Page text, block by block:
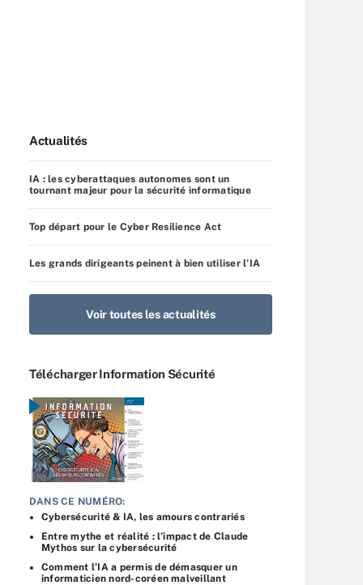
Actualités
IA : les cyberattaques autonomes sont un
tournant majeur pour la sécurité informatique
Top départ pour le Cyber Resilience Act
Les grands dirigeants peinent à bien utiliser l’IA
Voir toutes les actualités
Télécharger Information Sécurité
DANS CE NUMÉRO:
Cybersécurité & IA, les amours contrariés
Entre mythe et réalité : l’impact de Claude
Mythos sur la cybersécurité
Comment l’IA a permis de démasquer un
informaticien nord-coréen malveillant